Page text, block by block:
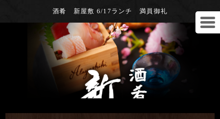
酒肴 新屋敷 6/17ランチ 満員御礼